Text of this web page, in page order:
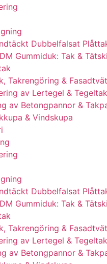
Dubbelfalsat
Gummiduk: Tak &
Takrengöring &
av Lertegel &
av Betongpannor &
& Vindskupa
Dubbelfalsat
Gummiduk: Tak &
Takrengöring &
av Lertegel &
av Betongpannor &